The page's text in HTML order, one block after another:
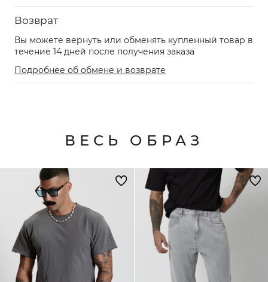
Возврат
Вы можете вернуть или обменять купленный товар в
течение 14 дней после получения заказа
Подробнее об обмене и возврате
ВЕСЬ ОБРАЗ